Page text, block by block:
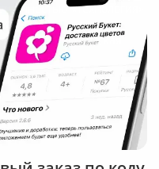
«Технология»
ул. Ипподромская,